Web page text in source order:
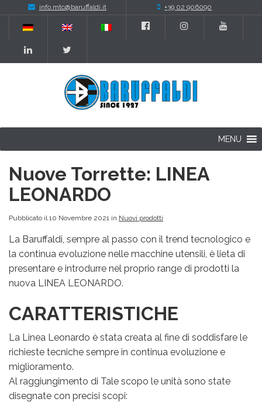
info.mtc@baruffaldi.it +39 02 906090
MENU
Nuove Torrette: LINEA
LEONARDO
Pubblicato il 10 Novembre 2021 in Nuovi prodotti
La Baruffaldi, sempre al passo con il trend tecnologico e
la continua evoluzione nelle macchine utensili, è lieta di
presentare e introdurre nel proprio range di prodotti la
nuova LINEA LEONARDO.
CARATTERISTICHE
La Linea Leonardo è stata creata al fine di soddisfare le
richieste tecniche sempre in continua evoluzione e
miglioramento.
Al raggiungimento di Tale scopo le unità sono state
disegnate con precisi scopi: